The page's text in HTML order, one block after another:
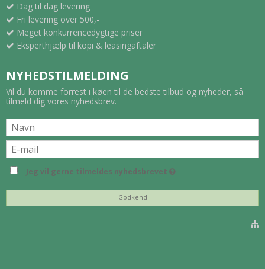
Dag til dag levering
Fri levering over 500,-
Meget konkurrencedygtige priser
Eksperthjælp til kopi & leasingaftaler
NYHEDSTILMELDING
Vil du komme forrest i køen til de bedste tilbud og nyheder, så
tilmeld dig vores nyhedsbrev.
Jeg vil gerne tilmeldes nyhedsbrevet
Godkend